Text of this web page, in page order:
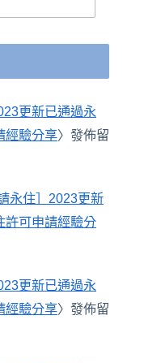
更新已通過永
經驗分享〉發佈留
永住］2023更新
許可申請經驗分
更新已通過永
經驗分享〉發佈留